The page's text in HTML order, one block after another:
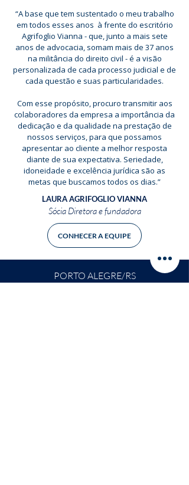
​“A base que tem sustentado o meu trabalho
em todos esses anos à frente do escritório
Agrifoglio Vianna - que, junto a mais sete
anos de advocacia, somam mais de 37 anos
na militância do direito civil - é a visão
personalizada de cada processo judicial e de
cada questão e suas particularidades.
Com esse propósito, procuro transmitir aos
colaboradores da empresa a importância da
dedicação e da qualidade na prestação de
nossos serviços, para que possamos
apresentar ao cliente a melhor resposta
diante de sua expectativa. Seriedade,
idoneidade e excelência jurídica são as
metas que buscamos todos os dias.”
LAURA AGRIFOGLIO VIANNA
Sócia Diretora e fundadora
CONHECER A EQUIPE
PORTO ALEGRE/RS